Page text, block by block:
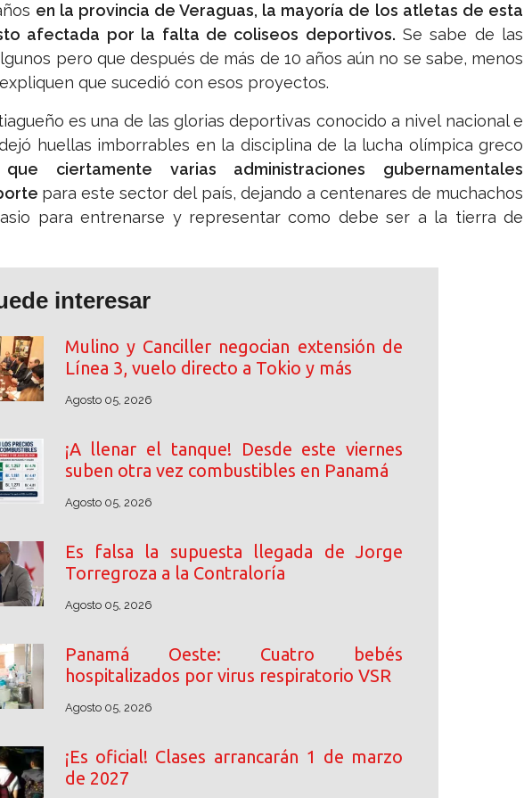
en la provincia de Veraguas, la mayoría de los atletas de esta
afectada por la falta de coliseos deportivos. Se sabe de las
pero que después de más de 10 años aún no se sabe, menos
que sucedió con esos proyectos.
es una de las glorias deportivas conocido a nivel nacional e
huellas imborrables en la disciplina de la lucha olímpica greco
ciertamente varias administraciones gubernamentales
para este sector del país, dejando a centenares de muchachos
para entrenarse y representar como debe ser a la tierra de
interesar
Mulino y Canciller negocian extensión de
Línea 3, vuelo directo a Tokio y más
Agosto 05, 2026
¡A llenar el tanque! Desde este viernes
suben otra vez combustibles en Panamá
Agosto 05, 2026
Es falsa la supuesta llegada de Jorge
Torregroza a la Contraloría
Agosto 05, 2026
Panamá Oeste: Cuatro bebés
hospitalizados por virus respiratorio VSR
Agosto 05, 2026
¡Es oficial! Clases arrancarán 1 de marzo
de 2027